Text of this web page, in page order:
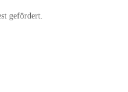
gefördert.